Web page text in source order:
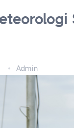
Admin